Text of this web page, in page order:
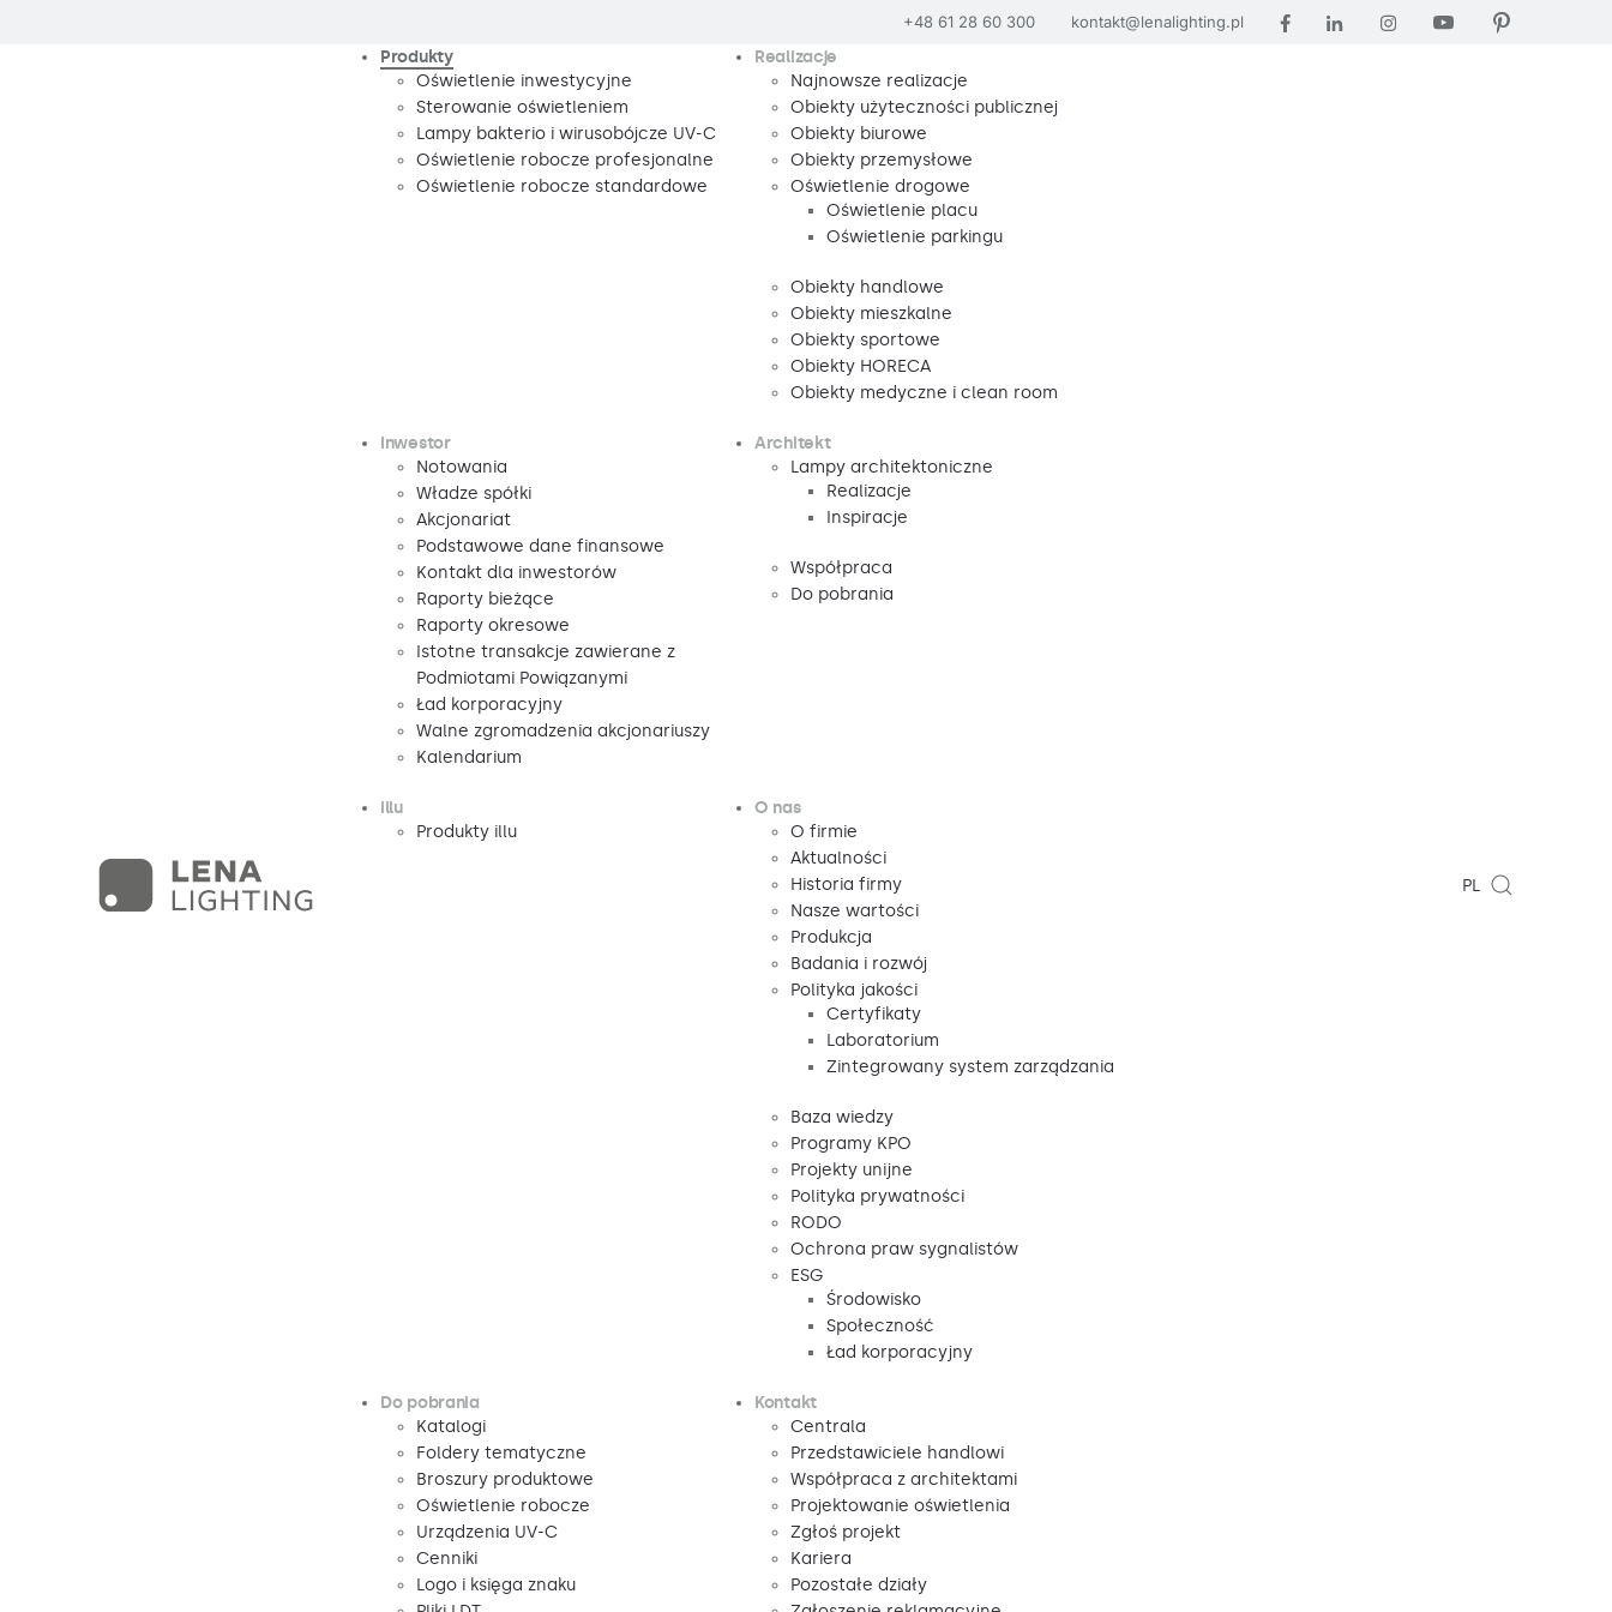
+48 61 28 60 300 kontakt@lenalighting.pl
Produkty
Oświetlenie inwestycyjne
Sterowanie oświetleniem
Lampy bakterio i wirusobójcze UV-C
Oświetlenie robocze profesjonalne
Oświetlenie robocze standardowe
Realizacje
Najnowsze realizacje
Obiekty użyteczności publicznej
Obiekty biurowe
Obiekty przemysłowe
Oświetlenie drogowe
Oświetlenie placu
Oświetlenie parkingu
Obiekty handlowe
Obiekty mieszkalne
Obiekty sportowe
Obiekty HORECA
Obiekty medyczne i clean room
Inwestor
Notowania
Władze spółki
Akcjonariat
Podstawowe dane finansowe
Kontakt dla inwestorów
Raporty bieżące
Raporty okresowe
Istotne transakcje zawierane z
Podmiotami Powiązanymi
Ład korporacyjny
Walne zgromadzenia akcjonariuszy
Kalendarium
Architekt
Lampy architektoniczne
Realizacje
Inspiracje
Współpraca
Do pobrania
illu
Produkty illu
O nas
O firmie
Aktualności
Historia firmy
Nasze wartości
Produkcja
Badania i rozwój
Polityka jakości
Certyfikaty
Laboratorium
Zintegrowany system zarządzania
Baza wiedzy
Programy KPO
Projekty unijne
Polityka prywatności
RODO
Ochrona praw sygnalistów
ESG
Środowisko
Społeczność
Ład korporacyjny
Do pobrania
Katalogi
Foldery tematyczne
Broszury produktowe
Oświetlenie robocze
Urządzenia UV-C
Cenniki
Logo i księga znaku
Kontakt
Centrala
Przedstawiciele handlowi
Współpraca z architektami
Projektowanie oświetlenia
Zgłoś projekt
Kariera
Pozostałe działy
PL